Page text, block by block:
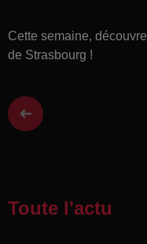
Cette semaine,
de Strasbourg !
Toute l'actu